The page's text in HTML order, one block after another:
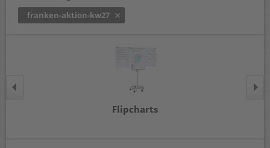
franken-aktion-kw27
Flipcharts